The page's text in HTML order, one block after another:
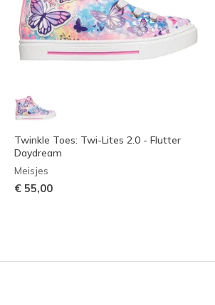
Twinkle Toes: Twi-Lites 2.0 - Flutter
Daydream
Meisjes
€ 55,00